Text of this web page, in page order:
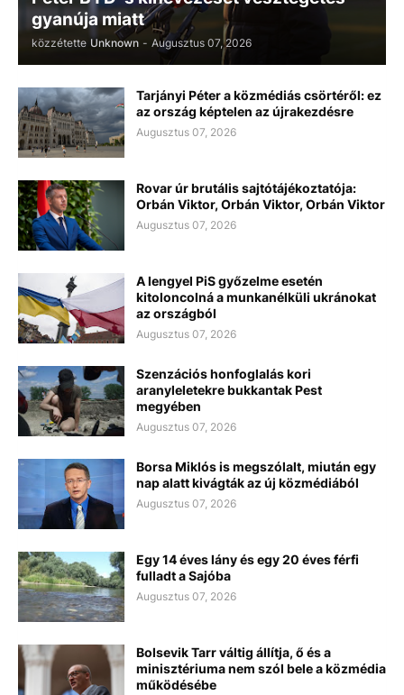
gyanúja miatt
közzétette Unknown - Augusztus 07, 2026
Tarjányi Péter a közmédiás csörtéről: ez
az ország képtelen az újrakezdésre
Augusztus 07, 2026
Rovar úr brutális sajtótájékoztatója:
Orbán Viktor, Orbán Viktor, Orbán Viktor
Augusztus 07, 2026
A lengyel PiS győzelme esetén
kitoloncolná a munkanélküli ukránokat
az országból
Augusztus 07, 2026
Szenzációs honfoglalás kori
aranyleletekre bukkantak Pest
megyében
Augusztus 07, 2026
Borsa Miklós is megszólalt, miután egy
nap alatt kivágták az új közmédiából
Augusztus 07, 2026
Egy 14 éves lány és egy 20 éves férfi
fulladt a Sajóba
Augusztus 07, 2026
Bolsevik Tarr váltig állítja, ő és a
minisztériuma nem szól bele a közmédia
működésébe